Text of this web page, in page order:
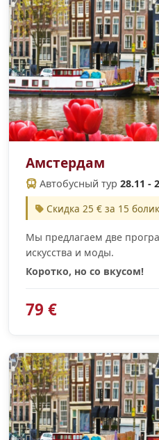
Амстердам
Автобусный тур 28.11 -
Скидка 25 € за 15
Мы предлагаем две
искусства и моды.
Коротко, но со вкусом!
79 €